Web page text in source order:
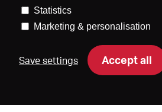
Statistics
Marketing & personalisation
Save settings Accept all